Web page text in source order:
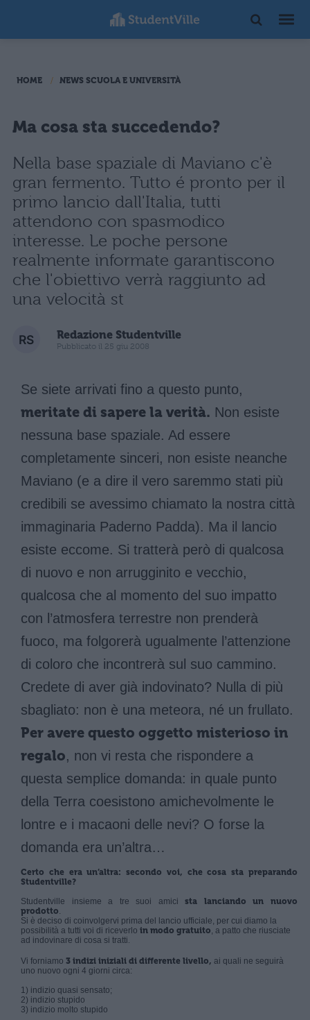
HOME NEWS SCUOLA E UNIVERSITÀ
Ma cosa sta succedendo?
Nella base spaziale di Maviano c'è
gran fermento. Tutto é pronto per il
primo lancio dall'Italia, tutti
attendono con spasmodico
interesse. Le poche persone
realmente informate garantiscono
che l'obiettivo verrà raggiunto ad
una velocità st
Redazione Studentville
Pubblicato il 25 giu 2008
Se siete arrivati fino a questo punto,
meritate di sapere la verità. Non esiste
nessuna base spaziale. Ad essere
completamente sinceri, non esiste neanche
Maviano (e a dire il vero saremmo stati più
credibili se avessimo chiamato la nostra città
immaginaria Paderno Padda). Ma il lancio
esiste eccome. Si tratterà però di qualcosa
di nuovo e non arrugginito e vecchio,
qualcosa che al momento del suo impatto
con l’atmosfera terrestre non prenderà
fuoco, ma folgorerà ugualmente l’attenzione
di coloro che incontrerà sul suo cammino.
Credete di aver già indovinato? Nulla di più
sbagliato: non è una meteora, né un frullato.
Per avere questo oggetto misterioso in
regalo, non vi resta che rispondere a
questa semplice domanda: in quale punto
della Terra coesistono amichevolmente le
lontre e i macaoni delle nevi? O forse la
domanda era un’altra…
Certo che era un’altra: secondo voi, che cosa sta preparando
Studentville?
Studentville insieme a tre suoi amicista lanciando un nuovo
prodotto.
Si è deciso di coinvolgervi prima del lancio ufficiale, per cui diamo la
possibilità a tutti voi di riceverlo in modo gratuito, a patto che riusciate
ad indovinare di cosa si tratti.
Vi forniamo 3 indizi iniziali di differente livello, ai quali ne seguirà
uno nuovo ogni 4 giorni circa:
1) indizio quasi sensato;
2) indizio stupido
3) indizio molto stupido